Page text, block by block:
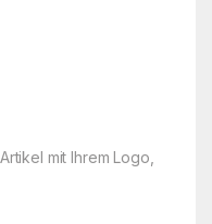
mit Ihrem Logo,